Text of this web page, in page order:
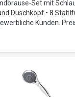
Set mit
Duschkopf • 8
Kunden.